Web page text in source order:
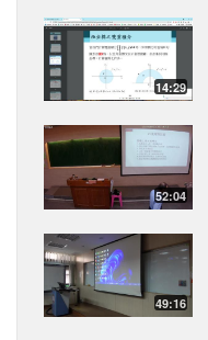
14:29
52:04
49:16